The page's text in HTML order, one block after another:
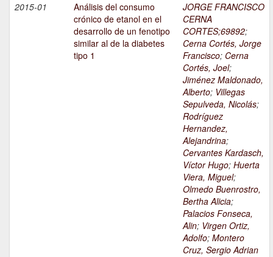
2015-01
Análisis del consumo
crónico de etanol en el
desarrollo de un fenotipo
similar al de la diabetes
tipo 1
JORGE FRANCISCO
CERNA
CORTES;69892;
Cerna Cortés, Jorge
Francisco; Cerna
Cortés, Joel;
Jiménez Maldonado,
Alberto; Villegas
Sepulveda, Nicolás;
Rodríguez
Hernandez,
Alejandrina;
Cervantes Kardasch,
Víctor Hugo; Huerta
Viera, Miguel;
Olmedo Buenrostro,
Bertha Alicia;
Palacios Fonseca,
Alin; Virgen Ortiz,
Adolfo; Montero
Cruz, Sergio Adrian